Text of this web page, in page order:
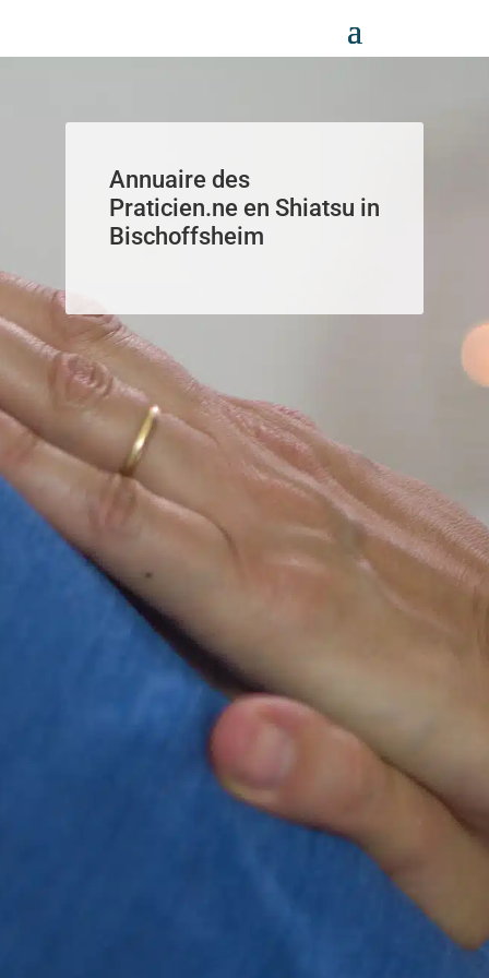
Annuaire des
Praticien.ne en Shiatsu in
Bischoffsheim